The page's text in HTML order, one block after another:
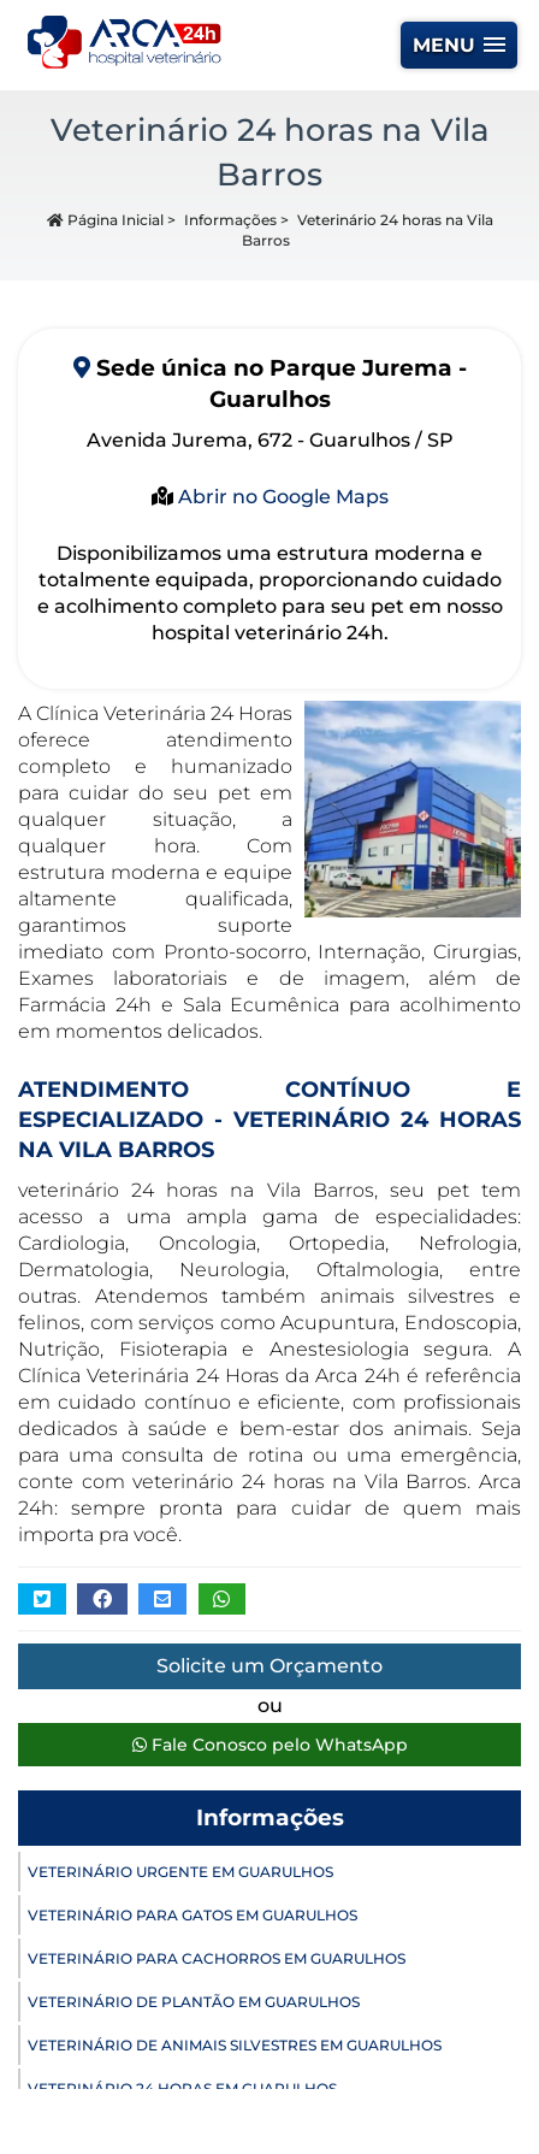
MENU
Veterinário 24 horas na Vila
Barros
Página Inicial> Informações> Veterinário 24 horas na Vila
Barros
Sede única no Parque Jurema -
Guarulhos
Avenida Jurema, 672 - Guarulhos / SP
Abrir no Google Maps
Disponibilizamos uma estrutura moderna e
totalmente equipada, proporcionando cuidado
e acolhimento completo para seu pet em nosso
hospital veterinário 24h.
A Clínica Veterinária 24 Horas
oferece atendimento
completo e humanizado
para cuidar do seu pet em
qualquer situação, a
qualquer hora. Com
estrutura moderna e equipe
altamente qualificada,
garantimos suporte
imediato com Pronto-socorro, Internação, Cirurgias,
Exames laboratoriais e de imagem, além de
Farmácia 24h e Sala Ecumênica para acolhimento
em momentos delicados.
ATENDIMENTO CONTÍNUO E
ESPECIALIZADO - VETERINÁRIO 24 HORAS
NA VILA BARROS
veterinário 24 horas na Vila Barros, seu pet tem
acesso a uma ampla gama de especialidades:
Cardiologia, Oncologia, Ortopedia, Nefrologia,
Dermatologia, Neurologia, Oftalmologia, entre
outras. Atendemos também animais silvestres e
felinos, com serviços como Acupuntura, Endoscopia,
Nutrição, Fisioterapia e Anestesiologia segura. A
Clínica Veterinária 24 Horas da Arca 24h é referência
em cuidado contínuo e eficiente, com profissionais
dedicados à saúde e bem-estar dos animais. Seja
para uma consulta de rotina ou uma emergência,
conte com veterinário 24 horas na Vila Barros. Arca
24h: sempre pronta para cuidar de quem mais
importa pra você.
Solicite um Orçamento
ou
Fale Conosco pelo WhatsApp
Informações
VETERINÁRIO URGENTE EM GUARULHOS
VETERINÁRIO PARA GATOS EM GUARULHOS
VETERINÁRIO PARA CACHORROS EM GUARULHOS
VETERINÁRIO DE PLANTÃO EM GUARULHOS
VETERINÁRIO DE ANIMAIS SILVESTRES EM GUARULHOS
VETERINÁRIO 24 HORAS EM GUARULHOS